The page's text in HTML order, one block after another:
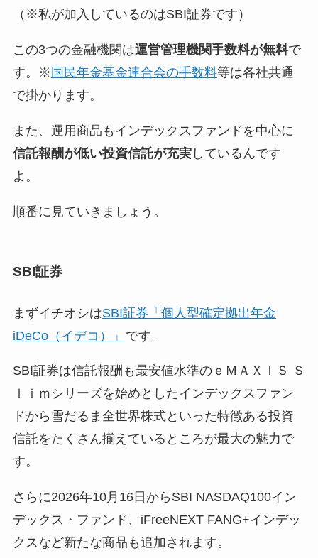
（※私が加入しているのはSBI証券です）
この3つの金融機関は運営管理機関手数料が無料で
す。※ 国民年金基金連合会の手数料等は各社共通
で掛かります。
また、運用商品も インデックスファンドを中心に
信託報酬が低い投資信託が充実しているんです
よ。
順番に見ていきましょう。
SBI証券
まずイチオシはSBI証券「個人型確定拠出年金
iDeCo（イデコ）」 です。
SBI証券は信託報酬も最安値水準のｅＭＡＸＩＳ Ｓ
ｌｉｍシリーズを始めとしたインデックスファン
ドから雪だるま全世界株式といった特徴ある投資
信託をたくさん揃えているところが最大の魅力で
す。
さらに2026年10月16日からSBI NASDAQ100イン
デックス・ファンド、iFreeNEXT FANG+インデッ
クスなど新たな商品も追加されます。